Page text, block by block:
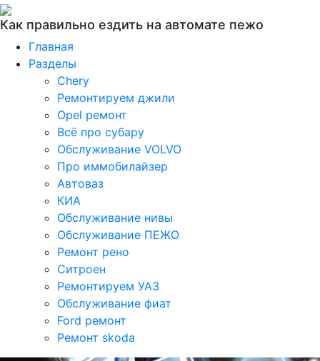
Как правильно ездить на автомате пежо
Главная
Разделы
Chery
Ремонтируем джили
Opel ремонт
Всё про субару
Обслуживание VOLVO
Про иммобилайзер
Автоваз
КИА
Обслуживание нивы
Обслуживание ПЕЖО
Ремонт рено
Ситроен
Ремонтируем УАЗ
Обслуживание фиат
Ford ремонт
Ремонт skoda